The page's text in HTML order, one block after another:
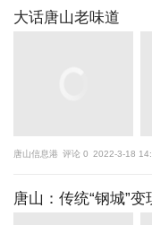
大话唐山老味道
唐山信息港 评论 0 2022-3-18
唐山：传统“钢城”变